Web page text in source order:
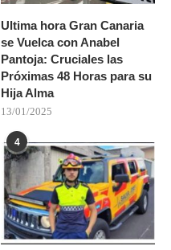
Ultima hora Gran Canaria
se Vuelca con Anabel
Pantoja: Cruciales las
Próximas 48 Horas para su
Hija Alma
13/01/2025
4